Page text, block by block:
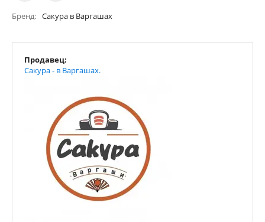
Бренд Сакура в Варгашах
Продавец:
Сакура - в Варгашах.